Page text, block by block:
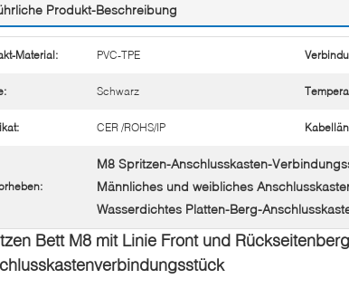
Produkt-Beschreibung
Material: PVC-TPE
Schwarz
CER /ROHS/IP
M8 Spritzen-Anschlusskasten-
Männliches und weibliches
Wasserdichtes Platten-Berg-
Bett M8 mit Linie Front und